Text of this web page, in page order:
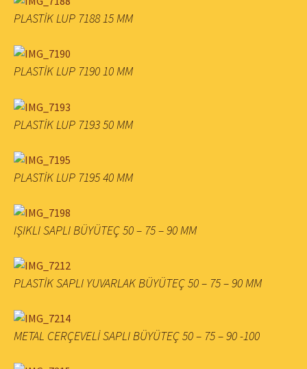
PLASTİK LUP 7188 15 MM
PLASTİK LUP 7190 10 MM
PLASTİK LUP 7193 50 MM
PLASTİK LUP 7195 40 MM
IŞIKLI SAPLI BÜYÜTEÇ 50 – 75 – 90 MM
PLASTİK SAPLI YUVARLAK BÜYÜTEÇ 50 – 75 – 90 MM
METAL CERÇEVELİ SAPLI BÜYÜTEÇ 50 – 75 – 90 -100